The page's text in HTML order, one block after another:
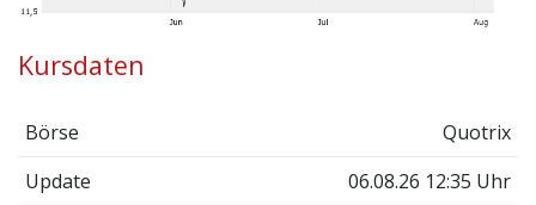
Kursdaten
Börse
Quotrix
Update
06.08.26 12:35 Uhr